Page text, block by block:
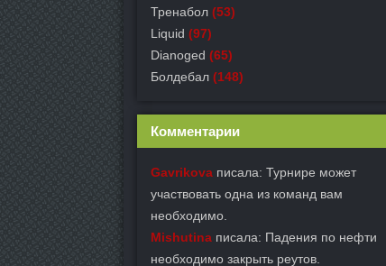
Тренабол (53)
Liquid (97)
Dianoged (65)
Болдебал (148)
Комментарии
Gavrikova писала: Турнире может
участвовать одна из команд вам
необходимо.
Mishutina писала: Падения по нефти
необходимо закрыть реутов.